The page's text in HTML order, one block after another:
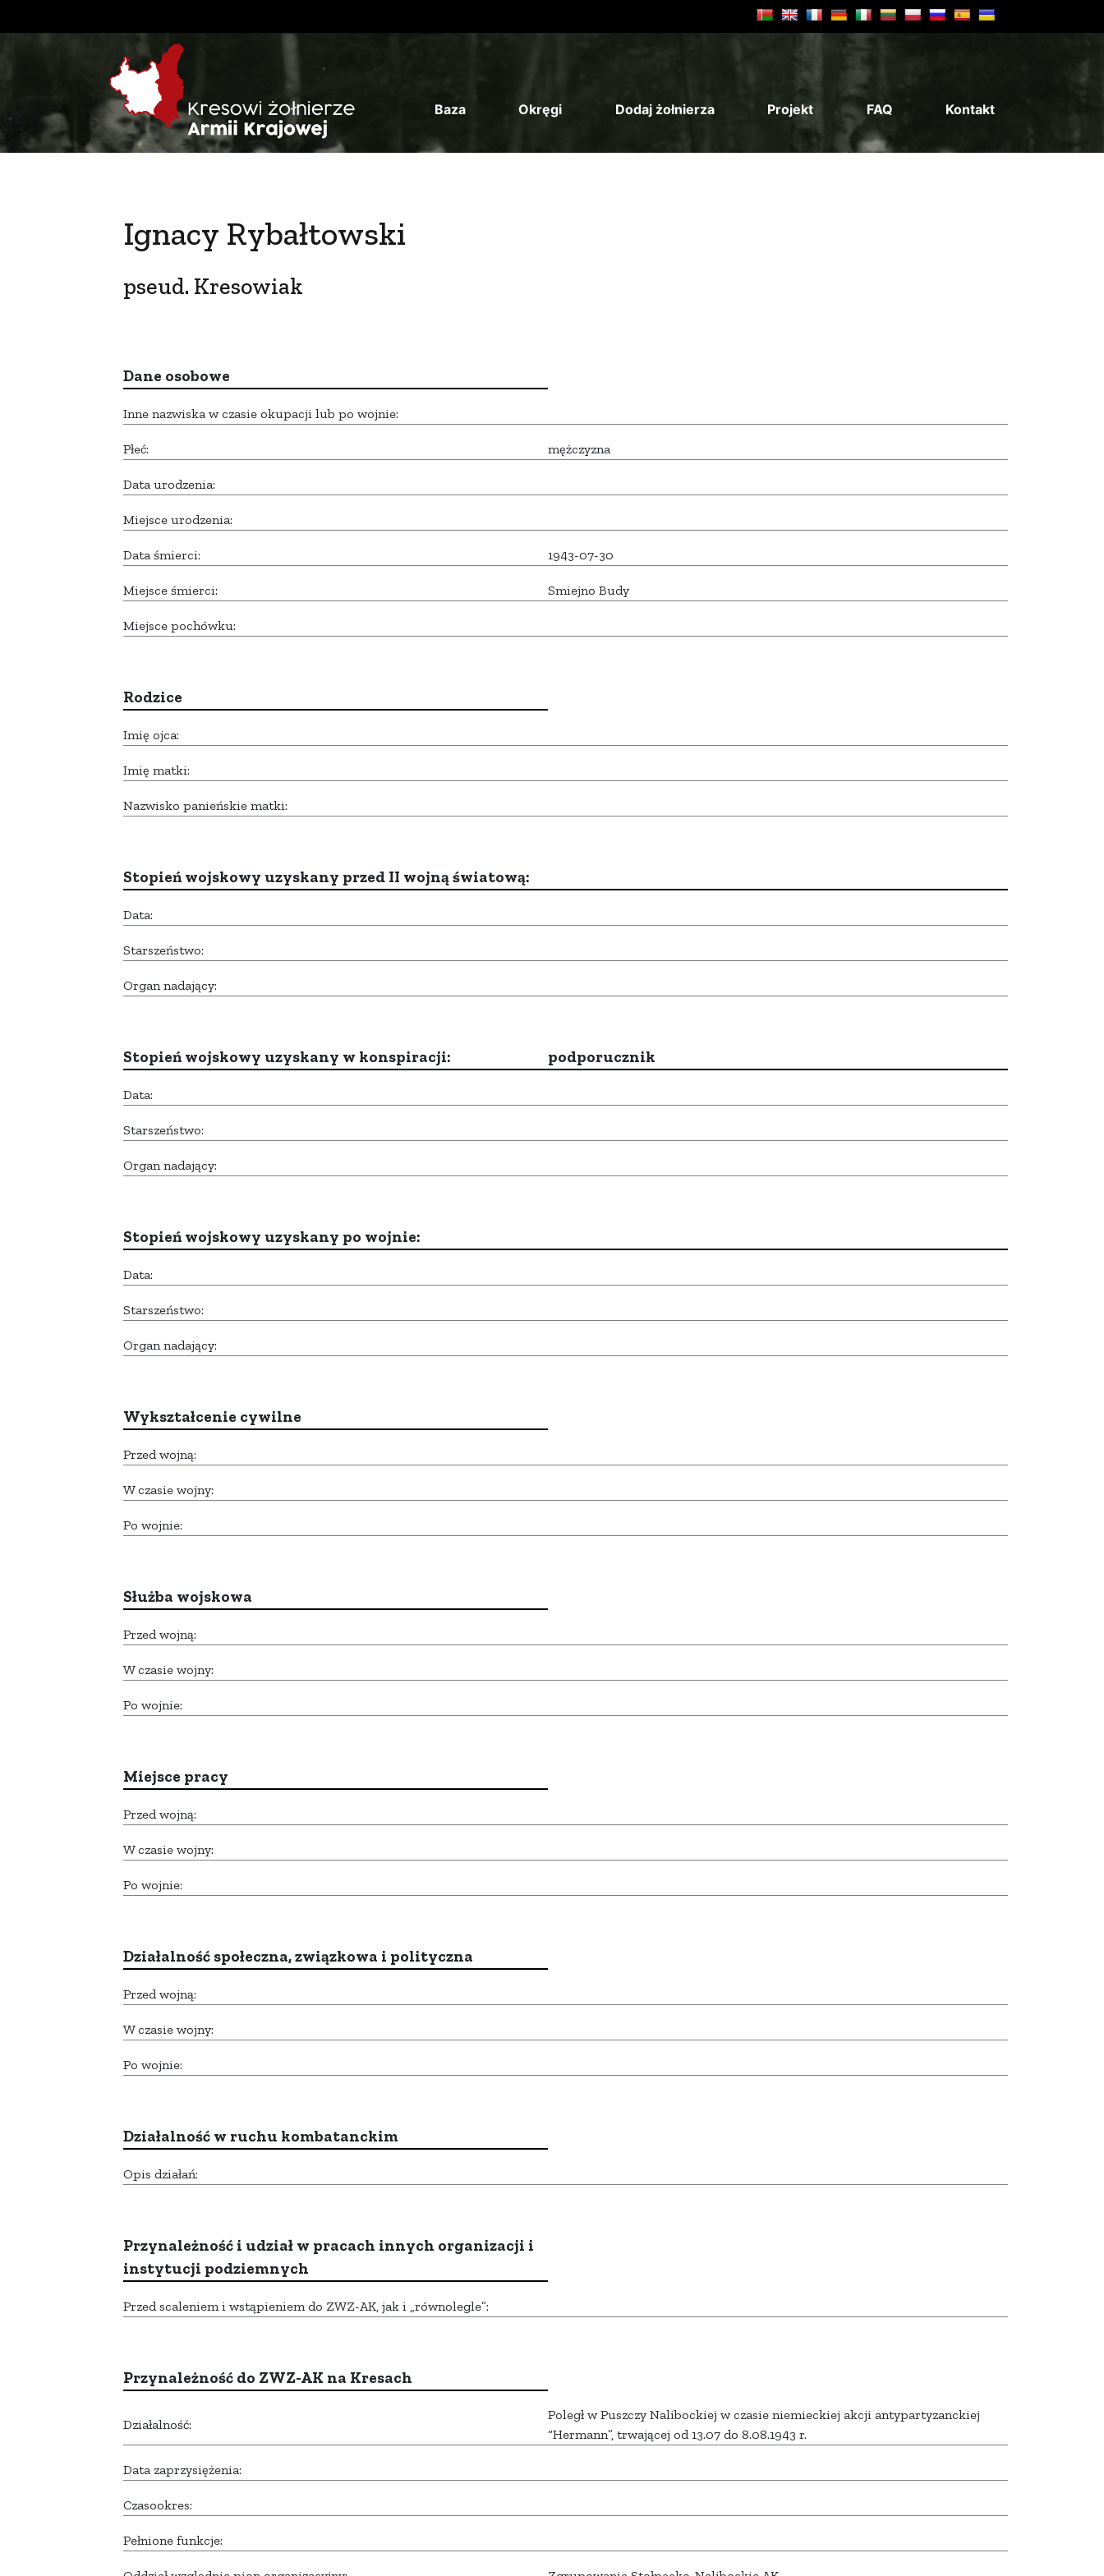
Baza Okręgi Dodaj żołnierza Projekt FAQ Kontakt
Ignacy Rybałtowski
pseud. Kresowiak
Dane osobowe
Inne nazwiska w czasie okupacji lub po wojnie:
Płeć: mężczyzna
Data urodzenia:
Miejsce urodzenia:
Data śmierci: 1943-07-30
Miejsce śmierci: Smiejno Budy
Miejsce pochówku:
Rodzice
Imię ojca:
Imię matki:
Nazwisko panieńskie matki:
Stopień wojskowy uzyskany przed II wojną światową:
Data:
Starszeństwo:
Organ nadający:
Stopień wojskowy uzyskany w konspiracji: podporucznik
Data:
Starszeństwo:
Organ nadający:
Stopień wojskowy uzyskany po wojnie:
Data:
Starszeństwo:
Organ nadający:
Wykształcenie cywilne
Przed wojną:
W czasie wojny:
Po wojnie:
Służba wojskowa
Przed wojną:
W czasie wojny:
Po wojnie:
Miejsce pracy
Przed wojną:
W czasie wojny:
Po wojnie:
Działalność społeczna, związkowa i polityczna
Przed wojną:
W czasie wojny:
Po wojnie:
Działalność w ruchu kombatanckim
Opis działań:
Przynależność i udział w pracach innych organizacji i
instytucji podziemnych
Przed scaleniem i wstąpieniem do ZWZ-AK, jak i „równolegle”:
Przynależność do ZWZ-AK na Kresach
Działalność:
Poległ w Puszczy Nalibockiej w czasie niemieckiej akcji antypartyzanckiej
“Hermann”, trwającej od 13.07 do 8.08.1943 r.
Data zaprzysiężenia:
Czasookres:
Pełnione funkcje: